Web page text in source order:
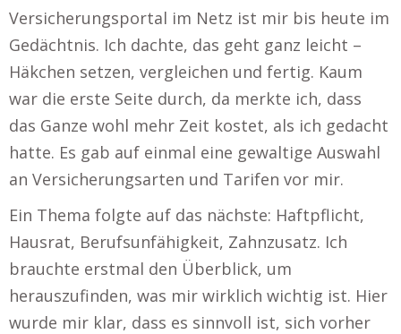
Versicherungsportal im Netz ist mir bis heute im
Gedächtnis. Ich dachte, das geht ganz leicht –
Häkchen setzen, vergleichen und fertig. Kaum
war die erste Seite durch, da merkte ich, dass
das Ganze wohl mehr Zeit kostet, als ich gedacht
hatte. Es gab auf einmal eine gewaltige Auswahl
an Versicherungsarten und Tarifen vor mir.
Ein Thema folgte auf das nächste: Haftpflicht,
Hausrat, Berufsunfähigkeit, Zahnzusatz. Ich
brauchte erstmal den Überblick, um
herauszufinden, was mir wirklich wichtig ist. Hier
wurde mir klar, dass es sinnvoll ist, sich vorher